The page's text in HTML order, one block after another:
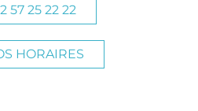
57 25 22 22
HORAIRES